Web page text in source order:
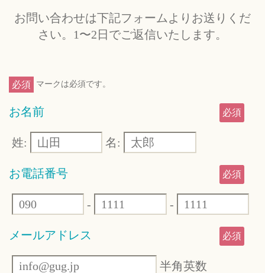
お問い合わせは下記フォームよりお送りくだ
さい。1〜2日でご返信いたします。
必須 マークは必須です。
お名前 必須
姓: 名:
お電話番号 必須
- -
メールアドレス 必須
半角英数